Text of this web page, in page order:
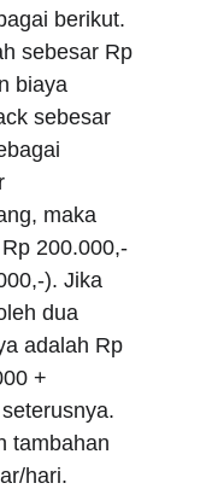
berikut.
sebesar Rp
biaya
sebesar
maka
200.000,-
). Jika
dua
adalah Rp
+
tambahan
hari.